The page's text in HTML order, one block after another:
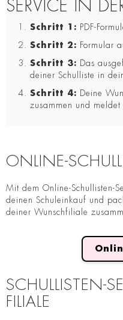
SERVICE IN
Schritt 1: PDF-
Schritt 2: Formular
Schritt 3: Das
deiner Schulliste in
Schritt 4: Deine
zusammen und meldet
ONLINE-
Mit dem Online-Schullisten-
deinen Schuleinkauf und
deiner Wunschfiliale
SCHULLISTEN-
FILIALE